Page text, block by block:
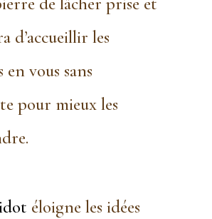
d’accueillir les
vous sans
pour mieux les
éloigne les idées